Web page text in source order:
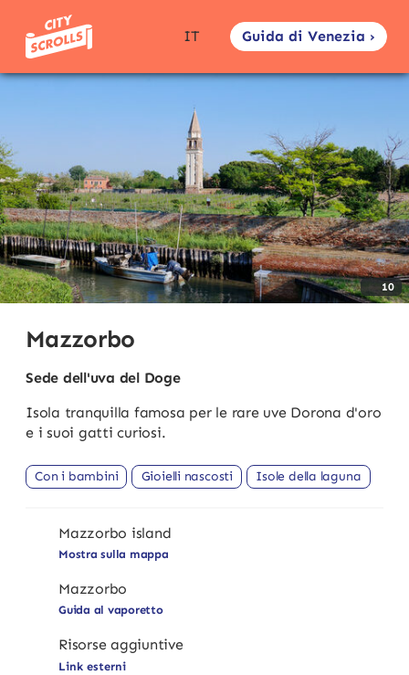
IT Guida di Venezia ›
10
Mazzorbo
Sede dell'uva del Doge
Isola tranquilla famosa per le rare uve Dorona d'oro
e i suoi gatti curiosi.
Con i bambini Gioielli nascosti Isole della laguna
Mazzorbo island
Mostra sulla mappa
Mazzorbo
Guida al vaporetto
Risorse aggiuntive
Link esterni